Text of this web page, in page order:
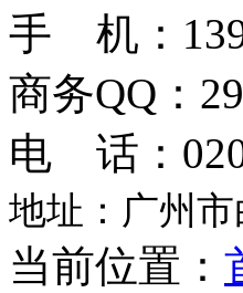
手 机：
商务QQ：
电 话：
地址：广州
当前位置：